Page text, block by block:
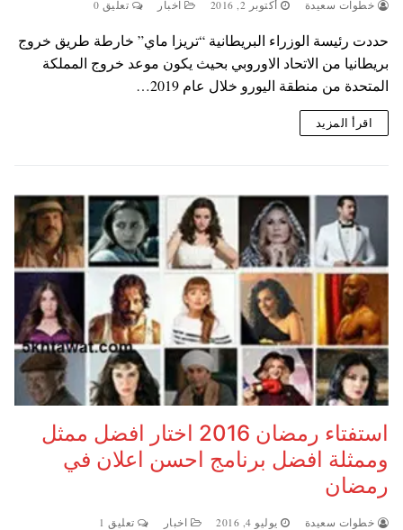
خطوات سعيدة أكتوبر 2, 2016 اخبار تعليق 0
حددت رئيسة الوزراء البريطانية “تريزا ماي” خارطة طريق خروج
بريطانيا من الاتحاد الاوروبي بحيث يكون موعد خروج المملكة
المتحدة من منطقة اليورو خلال عام 2019…
اقرأ المزيد
استفتاء رمضان 2016 اختار افضل ممثل
وممثلة افضل برنامج احسن اعلان في
رمضان
خطوات سعيدة يوليو 4, 2016 اخبار تعليق 1